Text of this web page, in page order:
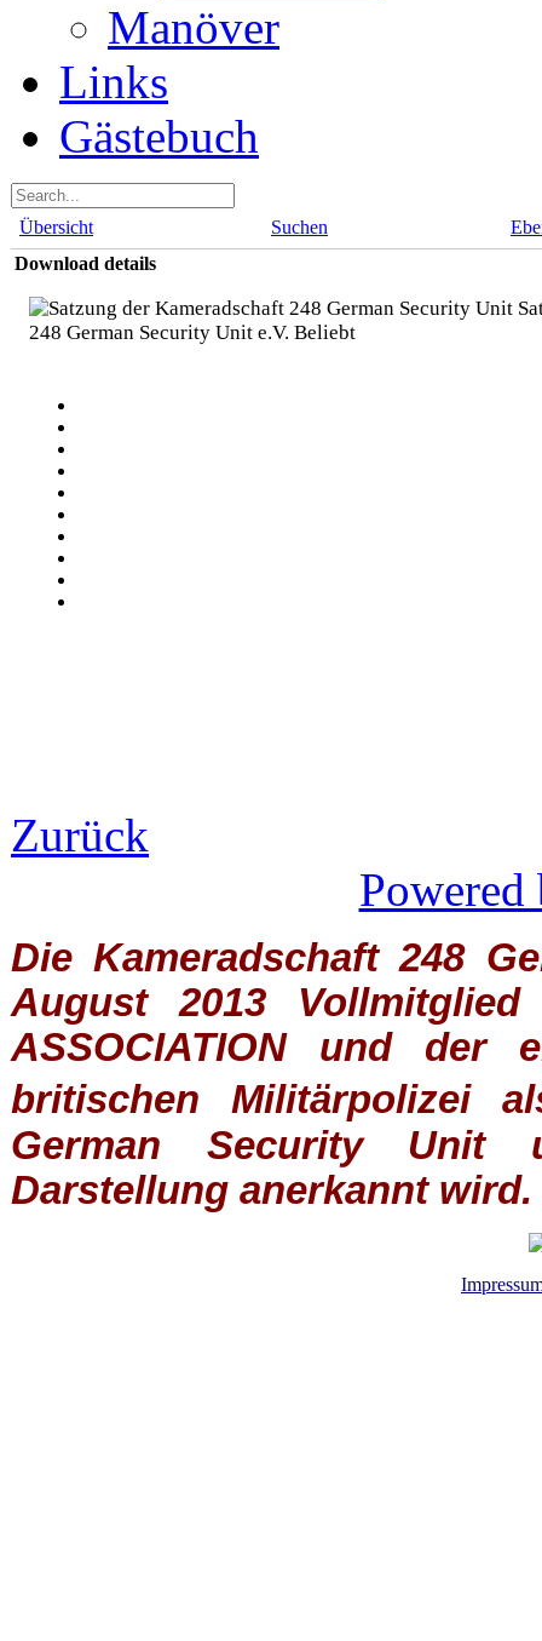
Manöver
Links
Gästebuch
Übersicht Suchen
Download details
248 German Security Unit e.V. Beliebt
Zurück
Die Kameradschaft 248
August 2013
ASSOCIATIONund der
britischen
Militärpolizei
German Security Unit
Darstellung anerkannt wird.